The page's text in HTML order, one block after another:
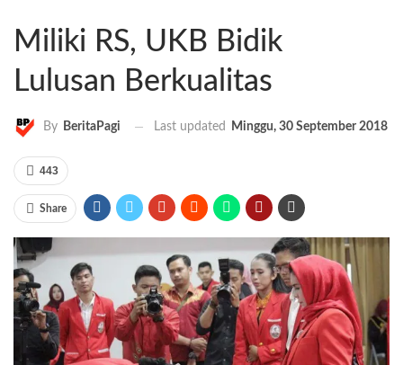
Miliki RS, UKB Bidik
Lulusan Berkualitas
By BeritaPagi Last updated Minggu, 30 September 2018
443
Share